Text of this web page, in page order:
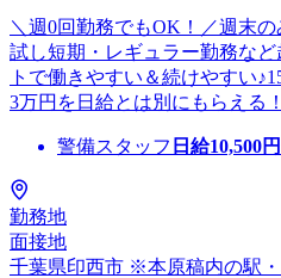
＼週0回勤務でもOK！／週末
試し短期・レギュラー勤務な
トで働きやすい＆続けやすい
3万円を日給とは別にもらえる！
警備スタッフ 日給10,500
勤務地
面接地
千葉県印西市 ※本原稿内の駅